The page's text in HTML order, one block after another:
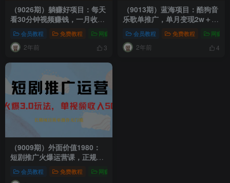
（9026期）躺赚好项目：每天
看30分钟视频赚钱，一月收入
会员教程 免费教程 网赚项目 网赚项目
2年前 3
（9013期）蓝海项目：酷狗音
乐歌单推广，单月变现2w＋，
会员教程 免费教程 网赚项
2年前 4
（9009期）外面价值1980：
短剧推广火爆运营课，正规起
号，单作品收入5000+
会员教程 免费教程 网赚项目